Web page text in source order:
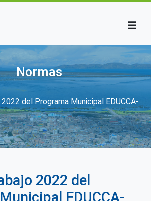
Normas
enlaces de ayuda a la
del Programa Municipal EDUCCA-
2022 del
EDUCCA-